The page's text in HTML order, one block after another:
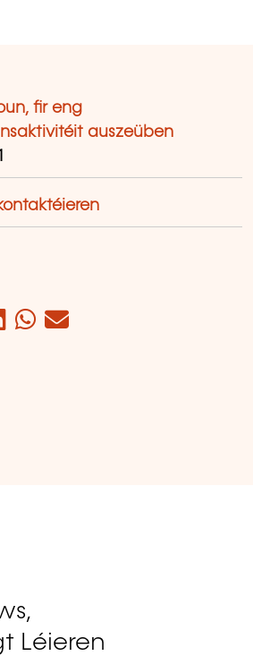
fir eng
auszeüben
LinkedIn
WhatsApp
Mail
Léieren